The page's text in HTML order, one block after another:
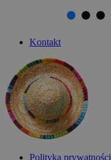
Kontakt
Polityka prywatności